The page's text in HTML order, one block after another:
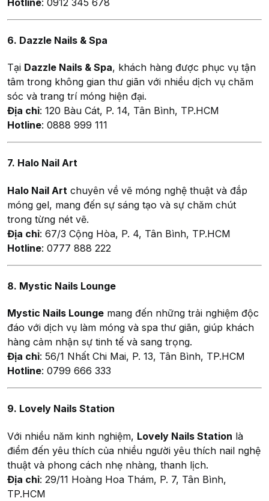
6. Dazzle Nails & Spa
Tại Dazzle Nails & Spa, khách hàng được phục vụ tận
tâm trong không gian thư giãn với nhiều dịch vụ chăm
sóc và trang trí móng hiện đại.
Địa chỉ: 120 Bàu Cát, P. 14, Tân Bình, TP.HCM
Hotline: 0888 999 111
7. Halo Nail Art
Halo Nail Art chuyên về vẽ móng nghệ thuật và đắp
móng gel, mang đến sự sáng tạo và sự chăm chút
trong từng nét vẽ.
Địa chỉ: 67/3 Cộng Hòa, P. 4, Tân Bình, TP.HCM
Hotline: 0777 888 222
8. Mystic Nails Lounge
Mystic Nails Lounge mang đến những trải nghiệm độc
đáo với dịch vụ làm móng và spa thư giãn, giúp khách
hàng cảm nhận sự tinh tế và sang trọng.
Địa chỉ: 56/1 Nhất Chi Mai, P. 13, Tân Bình, TP.HCM
Hotline: 0799 666 333
9. Lovely Nails Station
Với nhiều năm kinh nghiệm, Lovely Nails Station là
điểm đến yêu thích của nhiều người yêu thích nail nghệ
thuật và phong cách nhẹ nhàng, thanh lịch.
Địa chỉ: 29/11 Hoàng Hoa Thám, P. 7, Tân Bình,
TP.HCM